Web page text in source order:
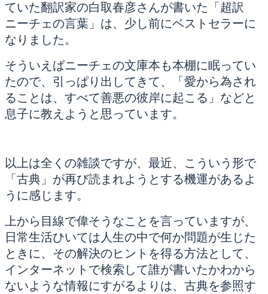
ていた翻訳家の白取春彦さんが書いた「超訳
ニーチェの言葉」は、少し前にベストセラーに
なりました。
そういえばニーチェの文庫本も本棚に眠ってい
たので、引っぱり出してきて、「愛から為され
ることは、すべて善悪の彼岸に起こる」などと
息子に教えようと思っています。
以上は全くの雑談ですが、最近、こういう形で
「古典」が再び読まれようとする機運があるよ
うに感じます。
上から目線で偉そうなことを言っていますが、
日常生活ひいては人生の中で何か問題が生じた
ときに、その解決のヒントを得る方法として、
インターネットで検索して誰が書いたかわから
ないような情報にすがるよりは、古典を参照す